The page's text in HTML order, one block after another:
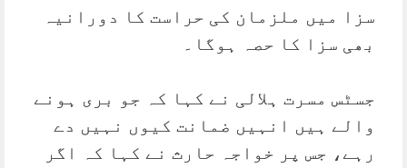
سزا میں ملزمان کی حراست کا دورانیہ
بھی سزا کا حصہ ہوگا۔
جسٹس مسرت ہلالی نے کہا کہ جو بری ہونے
والے ہیں انہیں ضمانت کیوں نہیں دے
رہے، جس پر خواجہ حارث نے کہا کہ اگر